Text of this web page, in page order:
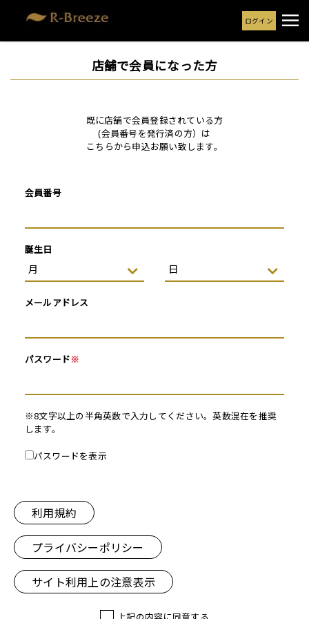
ログイン
店舗で会員になった方
既に店舗で会員登録されている方
(会員番号を発行済の方）は
こちらから申込お願い致します。
会員番号
誕生日
メールアドレス
パスワード※
※8文字以上の半角英数で入力してください。英数混在を推奨
します。
パスワードを表示
利用規約
プライバシーポリシー
サイト利用上の注意表示